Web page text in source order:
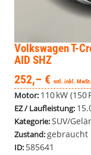
Volkswagen T-
AID SHZ
252,– € mtl. inkl. MwSt.
Motor: 110 kW
EZ / Laufleistung:
Kategorie:SUV/
Zustand:gebraucht
ID: 585641